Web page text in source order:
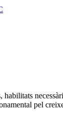
pel